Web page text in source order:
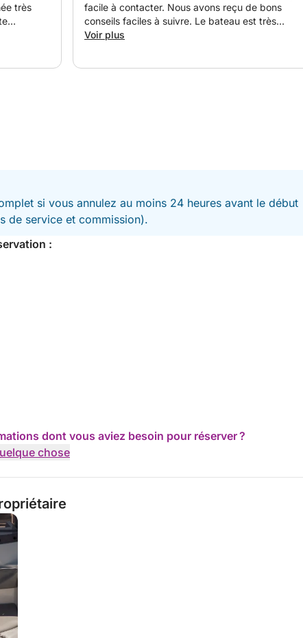
très
à
facile à contacter. Nous avons reçu de bons
conseils faciles à suivre. Le bateau est très
soigné, va super vite même avec 7 personnes !
Voir plus
si vous annulez au moins 24 heures avant le début
de service et commission).
:
dont vous aviez besoin pour réserver ?
chose